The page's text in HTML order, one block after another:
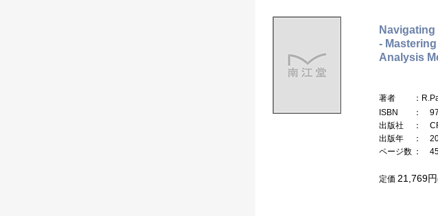
-
Analysis
著者
：
ISBN
：
出版社
：
出版年
：
ページ数 ：
定価 21,769円